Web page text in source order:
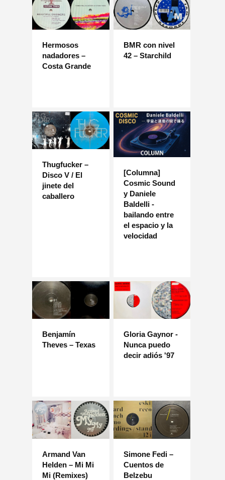
Hermosos
nadadores –
Costa Grande
BMR con nivel
42 – Starchild
Thugfucker –
Disco V / El
jinete del
caballero
[Columna]
Cosmic Sound
y Daniele
Baldelli -
bailando entre
el espacio y la
velocidad
Benjamín
Theves – Texas
Gloria Gaynor -
Nunca puedo
decir adiós '97
Armand Van
Helden – Mi Mi
Mi (Remixes)
Simone Fedi –
Cuentos de
Belzebu